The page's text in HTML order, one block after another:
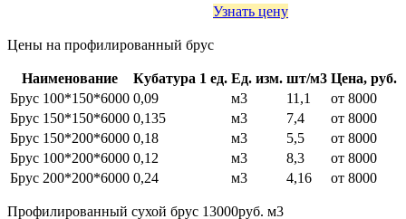
Узнать цену
Цены на профилированный брус
Наименование Кубатура 1 ед. Ед. изм. шт/м3 Цена, руб.
Брус 100*150*6000 0,09 м3 11,1
от 8000
Брус 150*150*6000 0,135 м3 7,4
от 8000
Брус 150*200*6000 0,18 м3 5,5
от 8000
Брус 100*200*6000 0,12 м3 8,3
от 8000
Брус 200*200*6000 0,24 м3 4,16 от 8000
Профилированный сухой брус 13000руб. м3